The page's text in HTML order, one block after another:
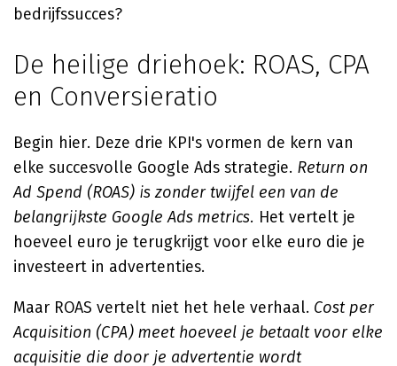
bedrijfssucces?
De heilige driehoek: ROAS, CPA
en Conversieratio
Begin hier. Deze drie KPI's vormen de kern van
elke succesvolle Google Ads strategie. Return on
Ad Spend (ROAS) is zonder twijfel een van de
belangrijkste Google Ads metrics. Het vertelt je
hoeveel euro je terugkrijgt voor elke euro die je
investeert in advertenties.
Maar ROAS vertelt niet het hele verhaal. Cost per
Acquisition (CPA) meet hoeveel je betaalt voor elke
acquisitie die door je advertentie wordt